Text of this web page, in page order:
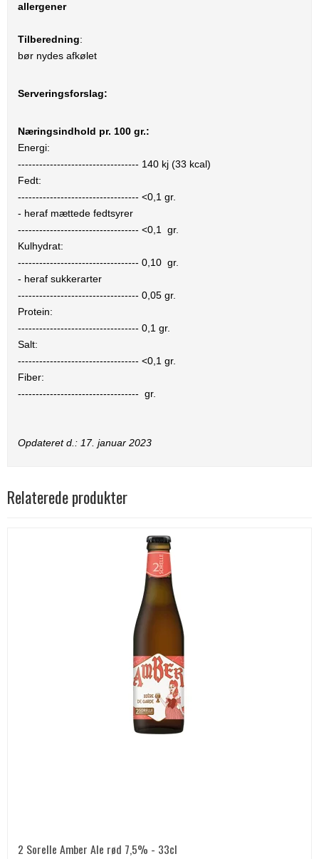
allergener
Tilberedning:
bør nydes afkølet
Serveringsforslag:
Næringsindhold pr. 100 gr.:
Energi:
---------------------------------- 140 kj (33 kcal)
Fedt:
---------------------------------- <0,1 gr.
- heraf mættede fedtsyrer
---------------------------------- <0,1
gr.
Kulhydrat:
---------------------------------- 0,10 gr.
- heraf sukkerarter
---------------------------------- 0,05 gr.
Protein:
---------------------------------- 0,1 gr.
Salt:
---------------------------------- <0,1 gr.
Fiber:
---------------------------------- gr.
Opdateret d.: 17. januar 2023
Relaterede produkter
2 Sorelle Amber Ale rød 7,5% - 33cl